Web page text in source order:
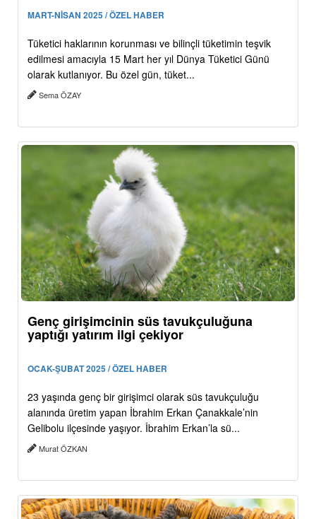
MART-NİSAN 2025 / ÖZEL HABER
Tüketici haklarının korunması ve bilinçli tüketimin teşvik
edilmesi amacıyla 15 Mart her yıl Dünya Tüketici Günü
olarak kutlanıyor. Bu özel gün, tüket...
Sema ÖZAY
Genç girişimcinin süs tavukçuluğuna
yaptığı yatırım ilgi çekiyor
OCAK-ŞUBAT 2025 / ÖZEL HABER
23 yaşında genç bir girişimci olarak süs tavukçuluğu
alanında üretim yapan İbrahim Erkan Çanakkale’nin
Gelibolu ilçesinde yaşıyor. İbrahim Erkan’la sü...
Murat ÖZKAN